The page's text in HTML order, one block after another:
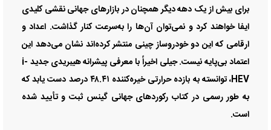
برای بیش از یک دهه دیگر همچنان در بازارهای جهانی نقشی کلیدی
ایفا خواهند کرد و نمی‌توان آن‌ها را به‌سرعت کنار گذاشت. اعداد و
ارقامی که این دو خودروساز چینی منتشر کرده‌اند نشان می‌دهد این
اعتماد بی‌پایه نیست. جیلی اخیراً با معرفی پیشرانه هیبریدی جدید i-
HEV، توانسته به بازده حرارتی خیره‌کننده ۴۸.۴۱ درصد دست یابد که
به طور رسمی در کتاب رکوردهای جهانی گینس ثبت و تأیید شده
است.